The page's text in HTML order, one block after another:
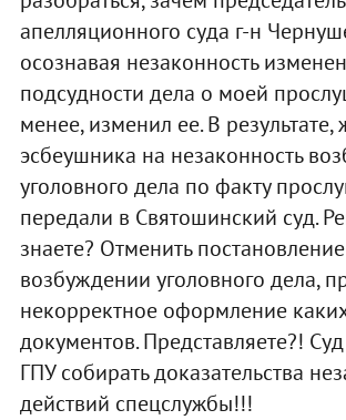
апелляционного суда г-н
осознавая незаконность
подсудности дела о моей
менее, изменил ее. В результате,
эсбеушника на незаконность
уголовного дела по факту
передали в Святошинский суд.
знаете? Отменить
возбуждении уголовного дела,
некорректное оформление
документов. Представляете?!
ГПУ собирать доказательства
действий спецслужбы!!!